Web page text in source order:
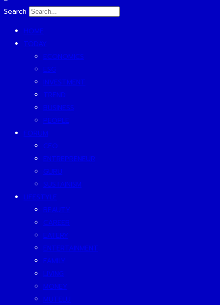
Search
HOME
TODAY
ECONOMICS
ESG
INVESTMENT
TREND
BUSINESS
PEOPLE
FORUM
CEO
ENTREPRENEUR
GURU
SUSTAINISM
LIFESTYLE
BEAUTY
CAREER
EATERY
ENTERTAINMENT
FAMILY
LIVING
MONEY
MUTELU